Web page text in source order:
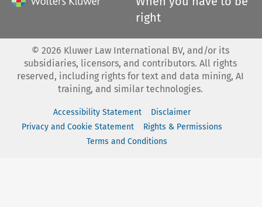
right
© 2026 Kluwer Law International BV, and/or its
subsidiaries, licensors, and contributors. All rights
reserved, including rights for text and data mining, AI
training, and similar technologies.
Accessibility Statement
Disclaimer
Privacy and Cookie Statement
Rights & Permissions
Terms and Conditions